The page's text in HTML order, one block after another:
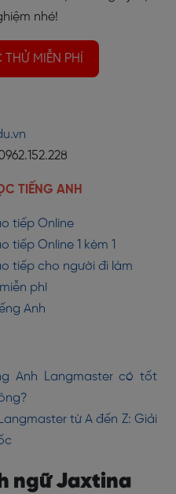
nhé!
MIỄN PHÍ
TIẾNG ANH
tiếp Online
tiếp Online 1 kèm 1
tiếp cho người đi làm
phí
Anh
Anh Langmaster có tốt
từ A đến Z: Giải
ngữ Jaxtina